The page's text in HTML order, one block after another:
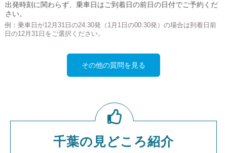
出発時刻に関わらず、乗車日はご到着日の前日の日付でご予約くだ
さい。
例：乗車日が12月31日の24:30発（1月1日の00:30発）の場合は到着日前
日の12月31日をご選択ください。
その他の質問を見る
千葉の見どころ紹介